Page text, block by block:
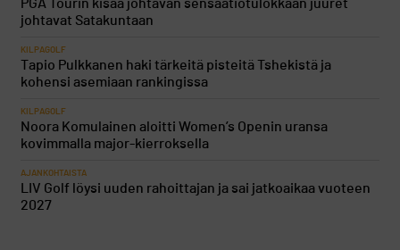
PGA Tourin kisaa johtavan sensaatiotulokkaan juuret
johtavat Satakuntaan
KILPAGOLF
Tapio Pulkkanen haki tärkeitä pisteitä Tshekistä ja
kohensi asemiaan rankingissa
KILPAGOLF
Noora Komulainen aloitti Women’s Openin uransa
kovimmalla major-kierroksella
AJANKOHTAISTA
LIV Golf löysi uuden rahoittajan ja sai jatkoaikaa vuoteen
2027